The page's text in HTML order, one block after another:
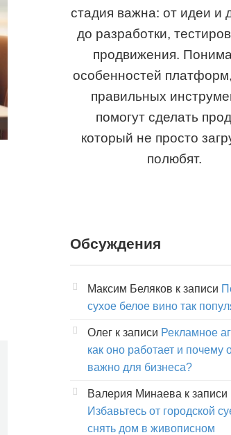
стадия важна: от идеи и
до разработки,
продвижения.
особенностей
правильных
помогут сделать
который не просто
полюбят.
Обсуждения
Максим Беляков к записи
сухое белое вино так
Олег к записи Рекламное
как оно работает и почему
важно для бизнеса?
Валерия Минаева к записи
Избавьтесь от городской
снять дом в живописном